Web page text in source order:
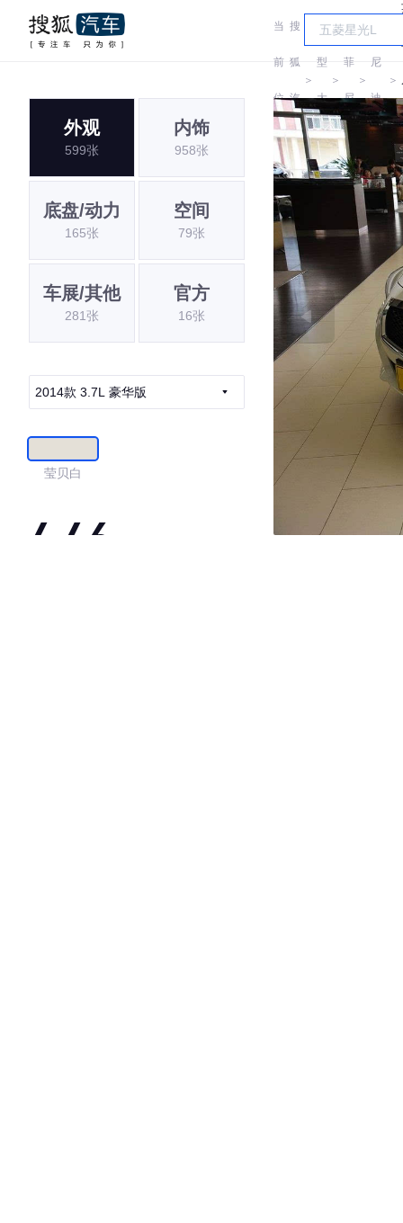
当
前
位
置:
搜
狐
汽
车
＞
车
型
大
全
＞
英
菲
尼
迪
＞
菲
尼
迪
(进
口)
＞
外观
599张
内饰
958张
底盘/动力
165张
空间
79张
车展/其他
281张
官方
16张
2014款 3.7L 豪华版
莹贝白
4.46